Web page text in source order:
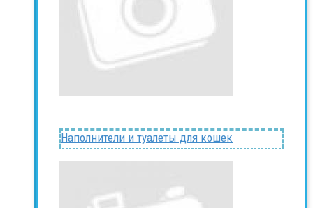
Наполнители и туалеты для кошек